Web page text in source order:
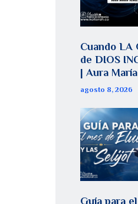
Cuando LA
de DIOS
| Aura
agosto 8, 2026
Guía para